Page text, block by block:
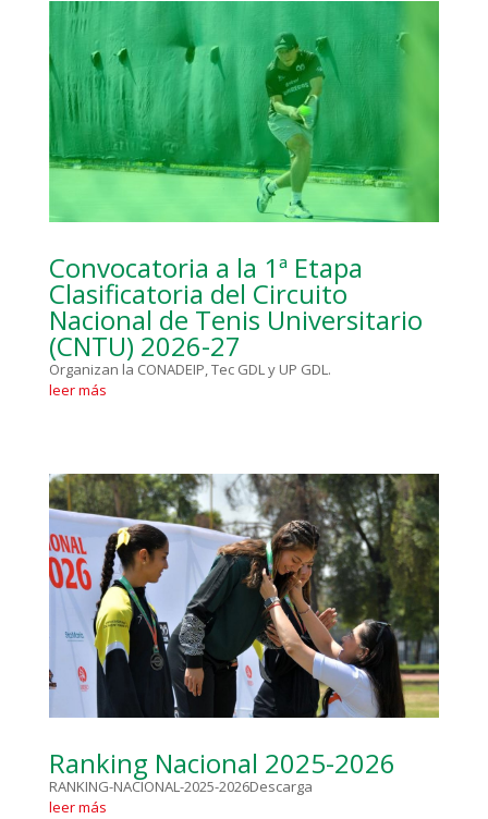
Convocatoria a la 1ª Etapa
Clasificatoria del Circuito
Nacional de Tenis Universitario
(CNTU) 2026-27
Organizan la CONADEIP, Tec GDL y UP GDL.
leer más
Ranking Nacional 2025-2026
RANKING-NACIONAL-2025-2026Descarga
leer más